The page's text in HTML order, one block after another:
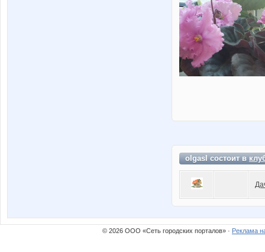
olgasl состоит в
© 2026 ООО «Сеть городских порталов» · Реклама